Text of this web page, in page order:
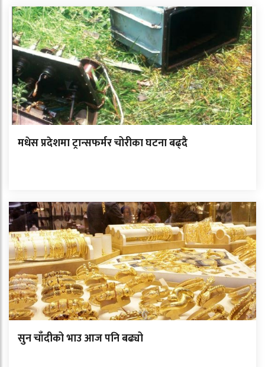
मधेस प्रदेशमा ट्रान्सफर्मर चोरीका घटना बढ्दै
सुन चाँदीको भाउ आज पनि बढ्यो